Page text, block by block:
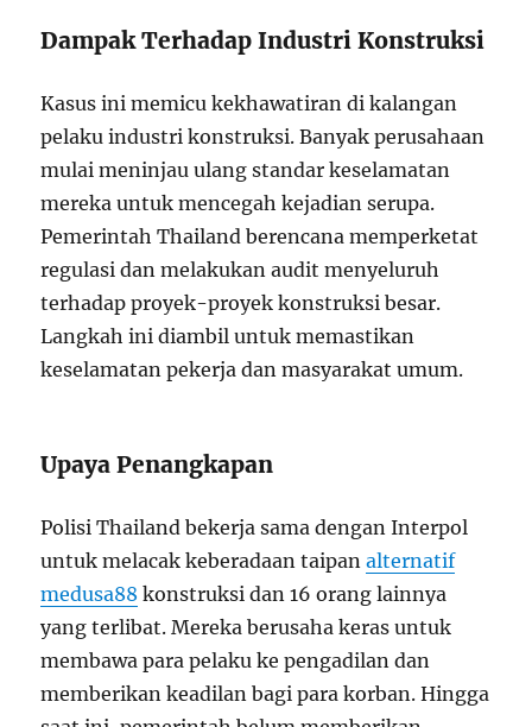
Dampak Terhadap Industri Konstruksi
Kasus ini memicu kekhawatiran di kalangan
pelaku industri konstruksi. Banyak perusahaan
mulai meninjau ulang standar keselamatan
mereka untuk mencegah kejadian serupa.
Pemerintah Thailand berencana memperketat
regulasi dan melakukan audit menyeluruh
terhadap proyek-proyek konstruksi besar.
Langkah ini diambil untuk memastikan
keselamatan pekerja dan masyarakat umum.
Upaya Penangkapan
Polisi Thailand bekerja sama dengan Interpol
untuk melacak keberadaan taipanalternatif
medusa88 konstruksi dan 16 orang lainnya
yang terlibat. Mereka berusaha keras untuk
membawa para pelaku ke pengadilan dan
memberikan keadilan bagi para korban. Hingga